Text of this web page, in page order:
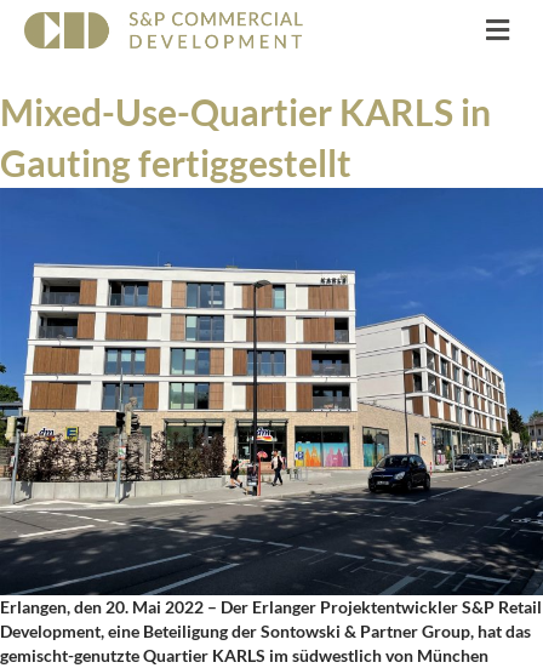
Mixed-Use-Quartier KARLS in
Gauting fertiggestellt
Erlangen, den 20. Mai 2022 – Der Erlanger Projektentwickler S&P Retail
Development, eine Beteiligung der Sontowski & Partner Group, hat das
gemischt-genutzte Quartier KARLS im südwestlich von München